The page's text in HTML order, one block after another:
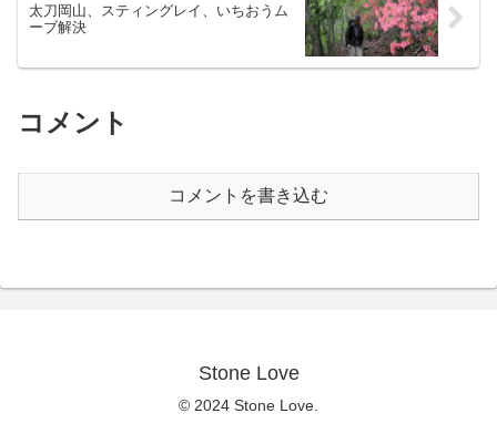
太刀岡山、スティングレイ、いちおうム
ーブ解決
コメント
コメントを書き込む
Stone Love
© 2024 Stone Love.